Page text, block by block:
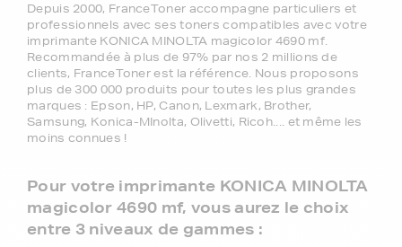
Depuis 2000, FranceToner accompagne particuliers et
professionnels avec ses toners compatibles avec votre
imprimante KONICA MINOLTA magicolor 4690 mf.
Recommandée à plus de 97% par nos 2 millions de
clients, FranceToner est la référence. Nous proposons
plus de 300 000 produits pour toutes les plus grandes
marques : Epson, HP, Canon, Lexmark, Brother,
Samsung, Konica-MInolta, Olivetti, Ricoh.... et même les
moins connues !
Pour votre imprimante KONICA MINOLTA
magicolor 4690 mf, vous aurez le choix
entre 3 niveaux de gammes :